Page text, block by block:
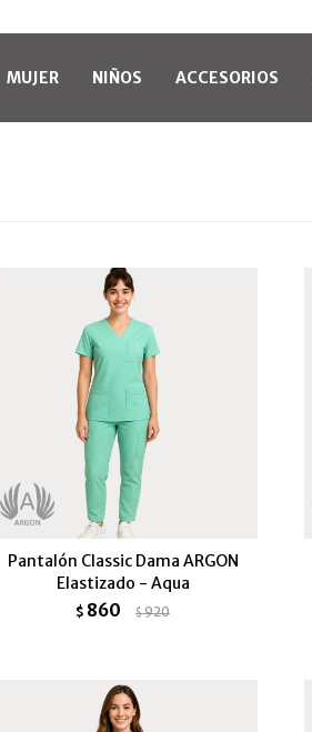
MUJER NIÑOS ACCESORIOS
Pantalón Classic Dama ARGON
Elastizado - Aqua
$ 860 $920